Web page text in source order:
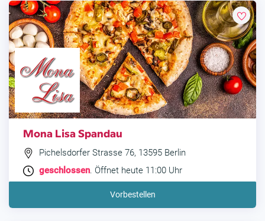
Mona Lisa Spandau
Pichelsdorfer Strasse 76, 13595 Berlin
geschlossen. Öffnet heute 11:00 Uhr
Vorbestellen